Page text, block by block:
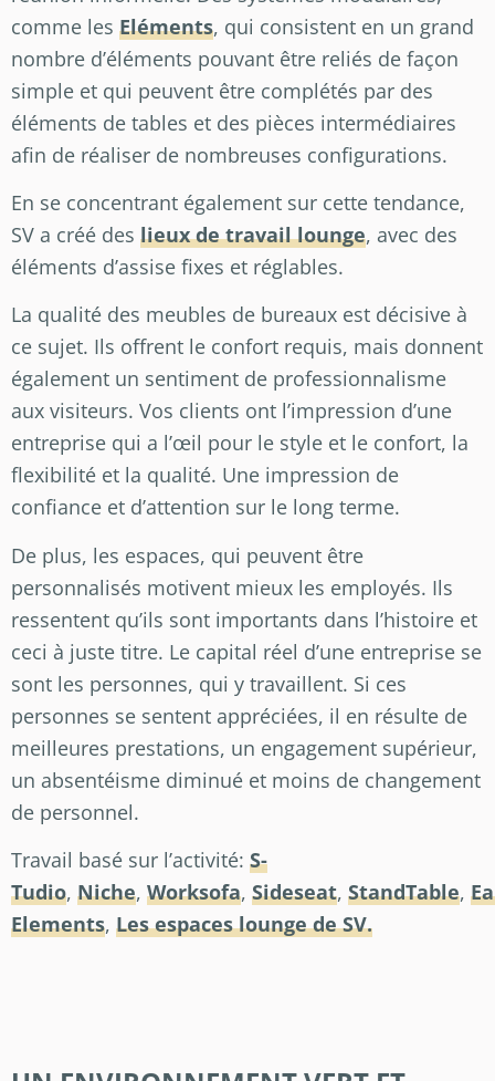
comme les Eléments, qui consistent en un grand
nombre d’éléments pouvant être reliés de façon
simple et qui peuvent être complétés par des
éléments de tables et des pièces intermédiaires
afin de réaliser de nombreuses configurations.
En se concentrant également sur cette tendance,
SV a créé des lieux de travail lounge, avec des
éléments d’assise fixes et réglables.
La qualité des meubles de bureaux est décisive à
ce sujet. Ils offrent le confort requis, mais donnent
également un sentiment de professionnalisme
aux visiteurs. Vos clients ont l’impression d’une
entreprise qui a l’œil pour le style et le confort, la
flexibilité et la qualité. Une impression de
confiance et d’attention sur le long terme.
De plus, les espaces, qui peuvent être
personnalisés motivent mieux les employés. Ils
ressentent qu’ils sont importants dans l’histoire et
ceci à juste titre. Le capital réel d’une entreprise se
sont les personnes, qui y travaillent. Si ces
personnes se sentent appréciées, il en résulte de
meilleures prestations, un engagement supérieur,
un absentéisme diminué et moins de changement
de personnel.
Travail basé sur l’activité: S-
Tudio, Niche, Worksofa, Sideseat, StandTable,
Elements, Les espaces lounge de SV.